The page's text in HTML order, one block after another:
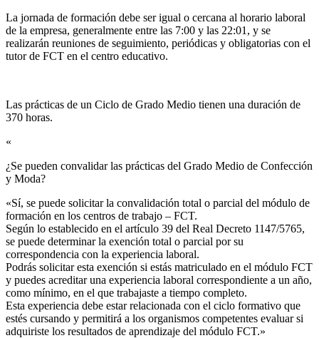
La jornada de formación debe ser igual o cercana al horario laboral
de la empresa, generalmente entre las 7:00 y las 22:01, y se
realizarán reuniones de seguimiento, periódicas y obligatorias con el
tutor de FCT en el centro educativo.
Las prácticas de un Ciclo de Grado Medio tienen una duración de
370 horas.
«
¿Se pueden convalidar las prácticas del Grado Medio de Confección
y Moda?​
«Sí, se puede solicitar la convalidación total o parcial del módulo de
formación en los centros de trabajo – FCT.
Según lo establecido en el artículo 39 del Real Decreto 1147/5765,
se puede determinar la exención total o parcial por su
correspondencia con la experiencia laboral.
Podrás solicitar esta exención si estás matriculado en el módulo FCT
y puedes acreditar una experiencia laboral correspondiente a un año,
como mínimo, en el que trabajaste a tiempo completo.
Esta experiencia debe estar relacionada con el ciclo formativo que
estés cursando y permitirá a los organismos competentes evaluar si
adquiriste los resultados de aprendizaje del módulo FCT.»